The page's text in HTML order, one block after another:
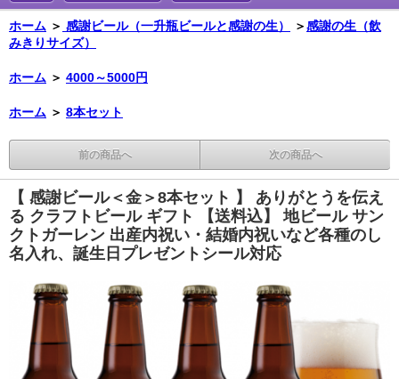
ホーム ＞ 感謝ビール（一升瓶ビールと感謝の生） ＞感謝の生（飲
みきりサイズ）
ホーム ＞ 4000～5000円
ホーム ＞ 8本セット
前の商品へ 次の商品へ
【 感謝ビール＜金＞8本セット 】 ありがとうを伝え
る クラフトビール ギフト 【送料込】 地ビール サン
クトガーレン 出産内祝い・結婚内祝いなど各種のし
名入れ、誕生日プレゼントシール対応